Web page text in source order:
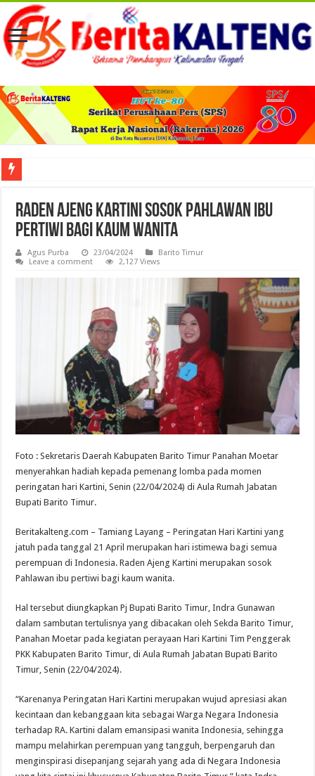
Raden Ajeng Kartini Sosok Pahlawan Ibu
Pertiwi bagi Kaum Wanita
Agus Purba 23/04/2024
Barito Timur
Leave a comment
2,127 Views
Foto : Sekretaris Daerah Kabupaten Barito Timur Panahan Moetar
menyerahkan hadiah kepada pemenang lomba pada momen
peringatan hari Kartini, Senin (22/04/2024) di Aula Rumah Jabatan
Bupati Barito Timur.
Beritakalteng.com – Tamiang Layang – Peringatan Hari Kartini yang
jatuh pada tanggal 21 April merupakan hari istimewa bagi semua
perempuan di Indonesia. Raden Ajeng Kartini merupakan sosok
Pahlawan ibu pertiwi bagi kaum wanita.
Hal tersebut diungkapkan Pj Bupati Barito Timur, Indra Gunawan
dalam sambutan tertulisnya yang dibacakan oleh Sekda Barito Timur,
Panahan Moetar pada kegiatan perayaan Hari Kartini Tim Penggerak
PKK Kabupaten Barito Timur, di Aula Rumah Jabatan Bupati Barito
Timur, Senin (22/04/2024).
“Karenanya Peringatan Hari Kartini merupakan wujud apresiasi akan
kecintaan dan kebanggaan kita sebagai Warga Negara Indonesia
terhadap RA. Kartini dalam emansipasi wanita Indonesia, sehingga
mampu melahirkan perempuan yang tangguh, berpengaruh dan
menginspirasi disepanjang sejarah yang ada di Negara Indonesia